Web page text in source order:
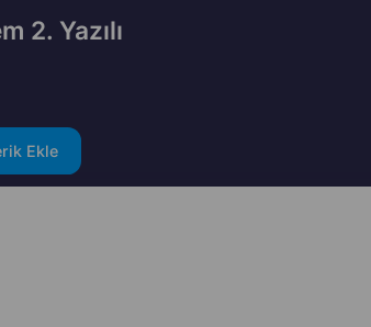
2. Yazılı
Ekle